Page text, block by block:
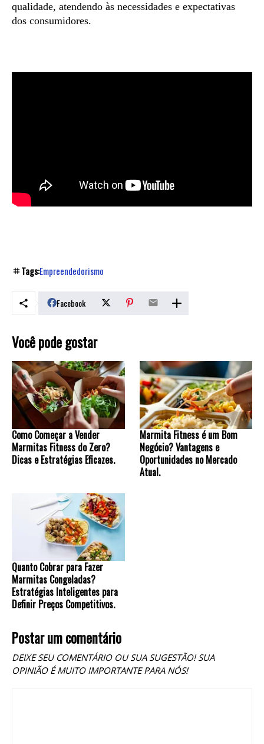
qualidade, atendendo às necessidades e expectativas
dos consumidores.
Tags:Empreendedorismo
Facebook
Você pode gostar
Como Começar a Vender
Marmitas Fitness do Zero?
Dicas e Estratégias Eficazes.
Marmita Fitness é um Bom
Negócio? Vantagens e
Oportunidades no Mercado
Atual.
Quanto Cobrar para Fazer
Marmitas Congeladas?
Estratégias Inteligentes para
Definir Preços Competitivos.
Postar um comentário
DEIXE SEU COMENTÁRIO OU SUA SUGESTÃO! SUA
OPINIÃO É MUITO IMPORTANTE PARA NÓS!